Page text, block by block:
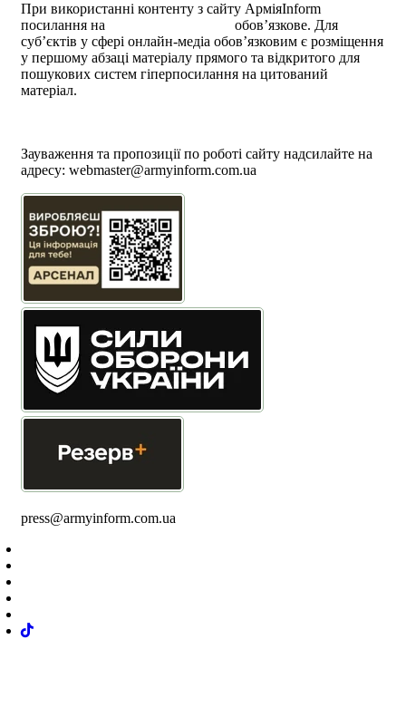
При використанні контенту з сайту АрміяInform
посилання на
обов’язкове. Для
суб’єктів у сфері онлайн-медіа обов’язковим є розміщення
у першому абзаці матеріалу прямого та відкритого для
пошукових систем гіперпосилання на цитований
матеріал.
Зауваження та пропозиції по роботі сайту надсилайте на
адресу: webmaster@armyinform.com.ua
press@armyinform.com.ua